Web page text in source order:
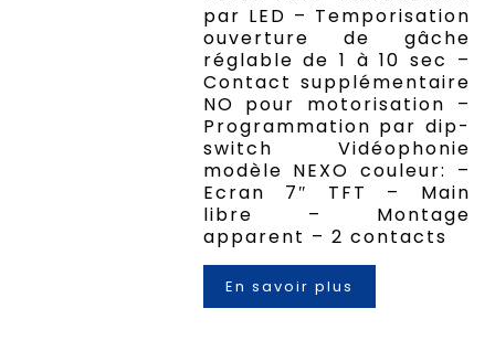
par LED – Temporisation
ouverture de gâche
réglable de 1 à 10 sec –
Contact supplémentaire
NO pour motorisation –
Programmation par dip-
switch Vidéophonie
modèle NEXO couleur: –
Ecran 7″ TFT – Main
libre – Montage
apparent – 2 contacts
En savoir plus